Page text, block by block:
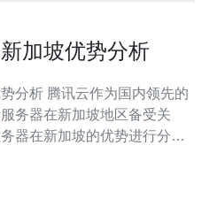
加坡优势分析
内领先的
务器在新加坡地区备受关
器在新加坡的优势进行分
化程度极高的金融和商业中